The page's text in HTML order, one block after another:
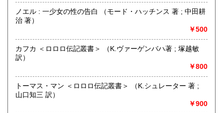
書籍の買取について
内容によりますが全国出張いたします
古書一般（その他）
ノエル : 一少女の性の告白 （モード・ハッチンス 著 ; 中田耕
治 著）
￥500
カフカ ＜ロロロ伝記叢書＞ （K.ヴァーゲンバハ著 ; 塚越敏
訳）
￥800
トーマス・マン ＜ロロロ伝記叢書＞ （K.シュレーター 著 ;
山口知三 訳）
￥900